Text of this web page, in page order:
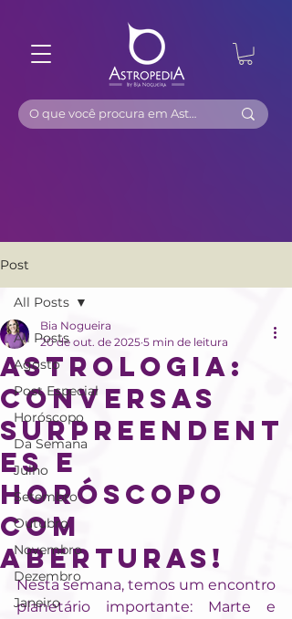
Post
All Posts
Agosto
Post Especial
Horóscopo
Da Semana
Julho
Setembro
Outubro
Novembro
Dezembro
Janeiro
All Posts
Astrologia:
Conversas
surpreendent
es e
horóscopo
com
aberturas!
Bia Nogueira
20 de out. de 2025 5 min de leitura
Nesta semana, temos um encontro
planetário importante: Marte e